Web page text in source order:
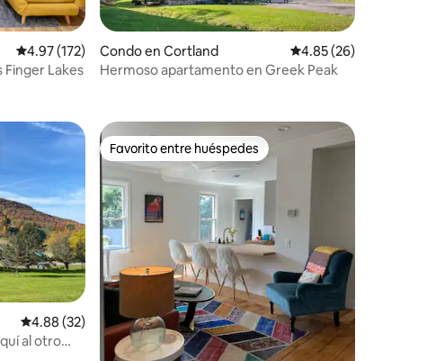
Calificación promedio: 4.97 de 5, 172 reseñas
4.97 (172)
Finger Lakes
Condo en Cortland Calificación
4.85 (26)
Hermoso apartamento en Greek Peak
Calificación promedio: 4.88 de 5, 32 reseñas
4.88 (32)
al otro
Favorito entre huéspedes
Favorito entre huéspedes